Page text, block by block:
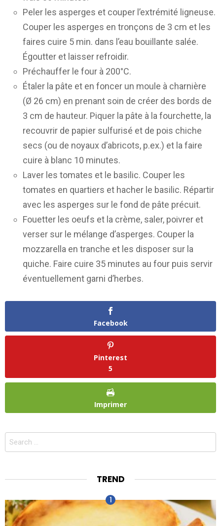
Peler les asperges et couper l’extrémité ligneuse.
Couper les asperges en tronçons de 3 cm et les
faires cuire 5 min. dans l’eau bouillante salée.
Égoutter et laisser refroidir.
Préchauffer le four à 200°C.
Étaler la pâte et en foncer un moule à charnière
(Ø 26 cm) en prenant soin de créer des bords de
3 cm de hauteur. Piquer la pâte à la fourchette, la
recouvrir de papier sulfurisé et de pois chiche
secs (ou de noyaux d’abricots, p.ex.) et la faire
cuire à blanc 10 minutes.
Laver les tomates et le basilic. Couper les
tomates en quartiers et hacher le basilic. Répartir
avec les asperges sur le fond de pâte précuit.
Fouetter les oeufs et la crème, saler, poivrer et
verser sur le mélange d’asperges. Couper la
mozzarella en tranche et les disposer sur la
quiche. Faire cuire 35 minutes au four puis servir
éventuellement garni d’herbes.
Facebook
Pinterest
5
Imprimer
Search
TREND